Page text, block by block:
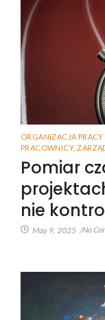
ORGANIZACJA PRACY
PRACOWNICY,
Pomiar
nie
May 9, 2025 /No